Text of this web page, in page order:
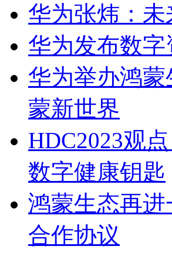
华为张炜：
华为发布数字
华为举办鸿
蒙新世界
HDC2023观
数字健康钥匙
鸿蒙生态再
合作协议